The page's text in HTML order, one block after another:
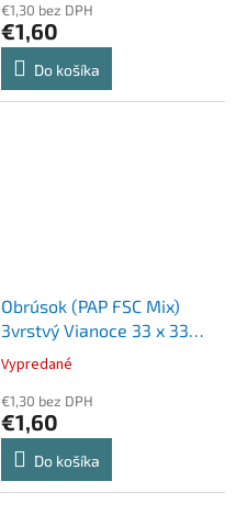
€1,30 bez DPH
€1,60
Do košíka
Obrúsok (PAP FSC Mix)
3vrstvý Vianoce 33 x 33
cm [20 ks]
Vypredané
€1,30 bez DPH
€1,60
Do košíka